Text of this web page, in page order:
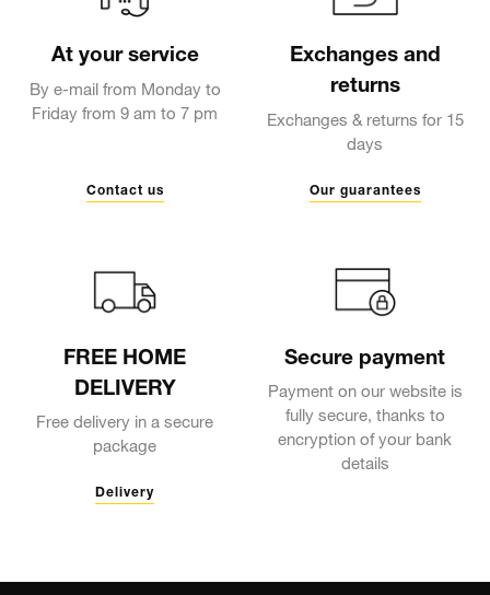
At your service
By e-mail from Monday to
Friday from 9 am to 7 pm
Contact us
Exchanges and
returns
Exchanges & returns for 15
days
Our guarantees
FREE HOME
DELIVERY
Free delivery in a secure
package
Delivery
Secure payment
Payment on our website is
fully secure, thanks to
encryption of your bank
details